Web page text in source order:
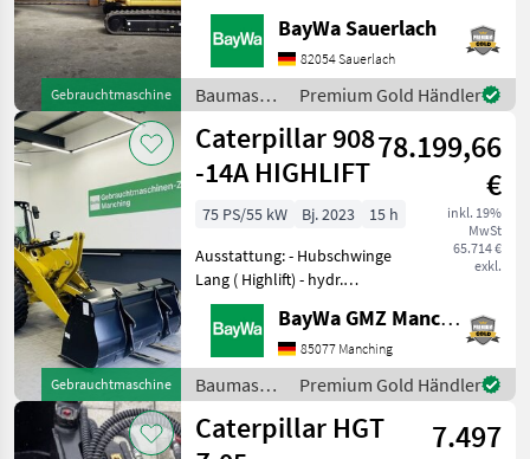
Gebrauchtmaschine
DE-89155 Erbach.Gerne
steht Ihnen Herr Straub
unter Tel.: 07305 173 52 für
Ihre Anfrage zur
Verfügung!CAT 303.5CR-07A
BayWa Sauerlach
82054 Sauerlach
Baumaschinen
/
Caterpillar
Premium Gold Händler
Gebrauchtmaschine
Caterpillar 908
-14A HIGHLIFT
78.199,66
€
inkl. 19%
MwSt
65.714 €
exkl.
75 PS/55 kW Bj. 2023
15 h
Ausstattung: - Hubschwinge
Lang ( Highlift) - hydr.
Schnellwechsler - 3.
Steuerkreis - Erdschaufel -
Palettengabel - LED
Arbeitsscheinwerfer Jetzt
auch über WhatsApp
BayWa GMZ Manching
85077 Manching
Baumaschinen
/
Caterpillar
Premium Gold Händler
Caterpillar HGT
7.497